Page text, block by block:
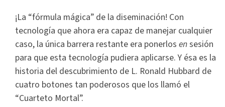
¡La “fórmula mágica” de la diseminación! Con
tecnología que ahora era capaz de manejar cualquier
caso, la única barrera restante era ponerlos ensesión
para que esta tecnología pudiera aplicarse. Y ésa es la
historia del descubrimiento de L. Ronald Hubbard de
cuatro botones tan poderosos que los llamó el
“Cuarteto Mortal”.